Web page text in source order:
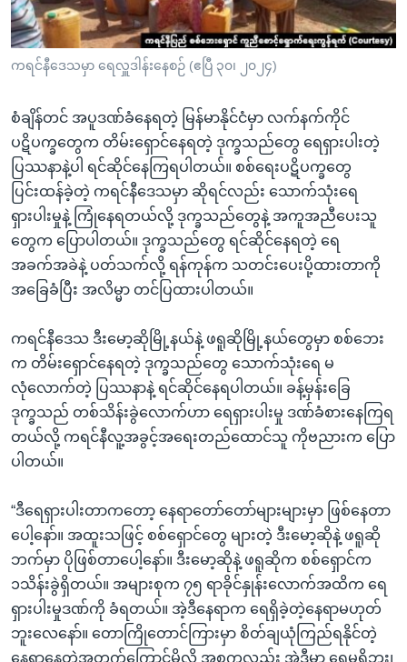
သို့
ကျော်
ကြည့်
ရှာဖွေ
ရန်
နေရာ
သို့
ကျော်
ရန်
ဗွီအိုအေ လူမှုကွန်ယက်များ
ဘာသာစကားများ
ကရင်နီဒေသမှာ ရေလှူဒါန်းနေစဉ် (ဧပြီ ၃၀၊ ၂၀၂၄)
စံချိန်တင် အပူဒဏ်ခံနေရတဲ့ မြန်မာနိုင်ငံမှာ လက်နက်ကိုင်
ပဋိပက္ခတွေက တိမ်းရှောင်နေရတဲ့ ဒုက္ခသည်တွေ ရေရှားပါးတဲ့
ပြဿနာနဲ့ပါ ရင်ဆိုင်နေကြရပါတယ်။ စစ်ရေးပဋိပက္ခတွေ
ပြင်းထန်ခဲ့တဲ့ ကရင်နီဒေသမှာ ဆိုရင်လည်း သောက်သုံးရေ
ရှားပါးမှုနဲ့ ကြုံနေရတယ်လို့ ဒုက္ခသည်တွေနဲ့ အကူအညီပေးသူ
တွေက ပြောပါတယ်။ ဒုက္ခသည်တွေ ရင်ဆိုင်နေရတဲ့ ရေ
အခက်အခဲနဲ့ ပတ်သက်လို့ ရန်ကုန်က သတင်းပေးပို့ထားတာကို
အခြေခံပြီး အလိမ္မာ တင်ပြထားပါတယ်။
ကရင်နီဒေသ ဒီးမော့ဆိုမြို့နယ်နဲ့ ဖရူဆိုမြို့နယ်တွေမှာ စစ်ဘေး
က တိမ်းရှောင်နေရတဲ့ ဒုက္ခသည်တွေ သောက်သုံးရေ မ
လုံလောက်တဲ့ ပြဿနာနဲ့ ရင်ဆိုင်နေရပါတယ်။ ခန့်မှန်းခြေ
ဒုက္ခသည် တစ်သိန်းခွဲလောက်ဟာ ရေရှားပါးမှု ဒဏ်ခံစားနေကြရ
တယ်လို့ ကရင်နီလူ့အခွင့်အရေးတည်ထောင်သူ ကိုဗညားက ပြော
ပါတယ်။
“ဒီရေရှားပါးတာကတော့ နေရာတော်တော်များများမှာ ဖြစ်နေတာ
ပေါ့နော်။ အထူးသဖြင့် စစ်ရှောင်တွေ များတဲ့ ဒီးမော့ဆိုနဲ့ ဖရူဆို
ဘက်မှာ ပိုဖြစ်တာပေါ့နော်။ ဒီးမော့ဆိုနဲ့ ဖရူဆိုက စစ်ရှောင်က
၁သိန်းခွဲရှိတယ်။ အများစုက ၇၅ ရာခိုင်နှုန်းလောက်အထိက ရေ
ရှားပါးမှုဒဏ်ကို ခံရတယ်။ အဲ့ဒီနေရာက ရေရှိခဲ့တဲ့နေရာမဟုတ်
ဘူးလေနော်။ တောကြိုတောင်ကြားမှာ စိတ်ချယုံကြည်ရနိုင်တဲ့
နေရာနေတဲ့အတွက်ကြောင့်မို့လို့ အစကလည်း အဲ့ဒီမှာ ရေမရှိဘူး၊